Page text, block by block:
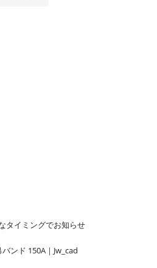
タイミングでお知らせ
ンド 150A｜Jw_cad